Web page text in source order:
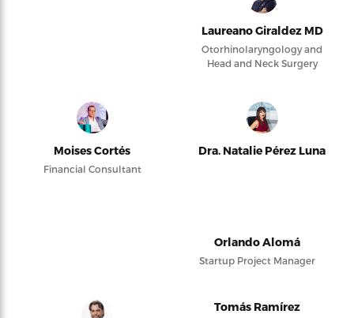
Laureano Giraldez MD
Otorhinolaryngology and
Head and Neck Surgery
Moises Cortés
Financial Consultant
Dra. Natalie Pérez Luna
Orlando Alomá
Startup Project Manager
Tomás Ramírez